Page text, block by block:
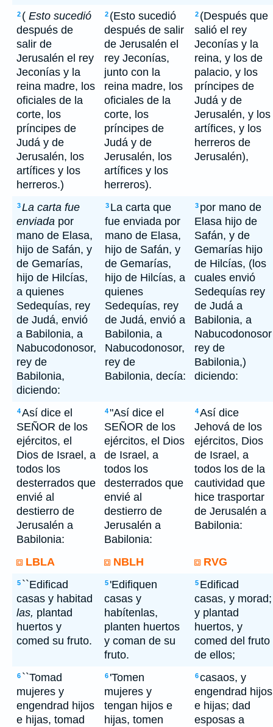
2 ( Esto sucedió
después de
salir de
Jerusalén el rey
Jeconías y la
reina madre, los
oficiales de la
corte, los
príncipes de
Judá y de
Jerusalén, los
artífices y los
herreros.)
2 (Esto sucedió
después de salir
de Jerusalén el
rey Jeconías,
junto con la
reina madre, los
oficiales de la
corte, los
príncipes de
Judá y de
Jerusalén, los
artífices y los
herreros).
2 (Después que
salió el rey
Jeconías y la
reina, y los de
palacio, y los
príncipes de
Judá y de
Jerusalén, y los
artífices, y los
herreros de
Jerusalén),
3La carta fue
enviada por
mano de Elasa,
hijo de Safán, y
de Gemarías,
hijo de Hilcías,
a quienes
Sedequías, rey
de Judá, envió
a Babilonia, a
Nabucodonosor,
rey de
Babilonia,
diciendo:
3 La carta que
fue enviada por
mano de Elasa,
hijo de Safán, y
de Gemarías,
hijo de Hilcías, a
quienes
Sedequías, rey
de Judá, envió a
Babilonia, a
Nabucodonosor,
rey de
Babilonia, decía:
3 por mano de
Elasa hijo de
Safán, y de
Gemarías hijo
de Hilcías, (los
cuales envió
Sedequías rey
de Judá a
Babilonia, a
Nabucodonosor
rey de
Babilonia,)
diciendo:
4Así dice el
SEÑOR de los
ejércitos, el
Dios de Israel, a
todos los
desterrados que
envié al
destierro de
Jerusalén a
Babilonia:
4"Así dice el
SEÑOR de los
ejércitos, el Dios
de Israel, a
todos los
desterrados que
envié al
destierro de
Jerusalén a
Babilonia:
4Así dice
Jehová de los
ejércitos, Dios
de Israel, a
todos los de la
cautividad que
hice trasportar
de Jerusalén a
Babilonia:
LBLA NBLH RVG
5 ``Edificad
casas y habitad
las, plantad
huertos y
comed su fruto.
5 'Edifiquen
casas y
habítenlas,
planten huertos
y coman de su
fruto.
5 Edificad
casas, y morad;
y plantad
huertos, y
comed del fruto
de ellos;
6 ``Tomad
mujeres y
engendrad hijos
e hijas, tomad
6 'Tomen
mujeres y
tengan hijos e
hijas, tomen
6casaos, y
engendrad hijos
e hijas; dad
esposas a